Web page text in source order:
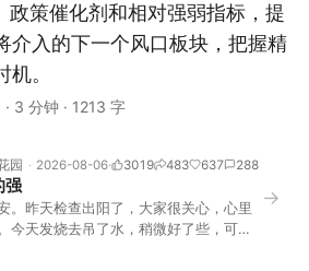
政策催化剂和相对强弱指标，提
介入的下一个风口板块，把握精
。
· 3 分钟 · 1213 字
园 2026-08-06 3019 483 637 288
强
。昨天检查出阳了，大家很关心，心里
今天发烧去吊了水，稍微好了些，可没
→